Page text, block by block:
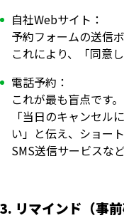
自社Webサイト：
予約フォームの送信
これにより、「同意
電話予約：
これが最も盲点です
「当日のキャンセ
い」と伝え、ショー
SMS送信サービスな
3. リマインド（事